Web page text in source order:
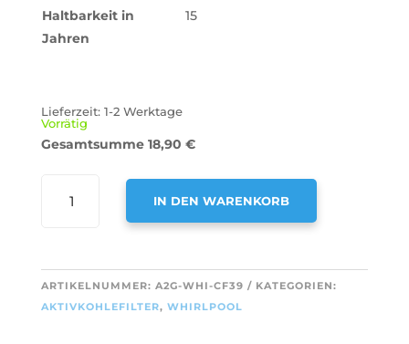
Haltbarkeit in
Jahren
15
Lieferzeit: 1-2 Werktage
Vorrätig
Gesamtsumme 18,90 €
AKTIVKOHLEFILTER
FÜR
WHIRLPOOL
484000008824
IN DEN WARENKORB
T
E
ARTIKELNUMMER: A2G-WHI-CF39
KATEGORIEN:
AKTIVKOHLEFILTER, WHIRLPOOL